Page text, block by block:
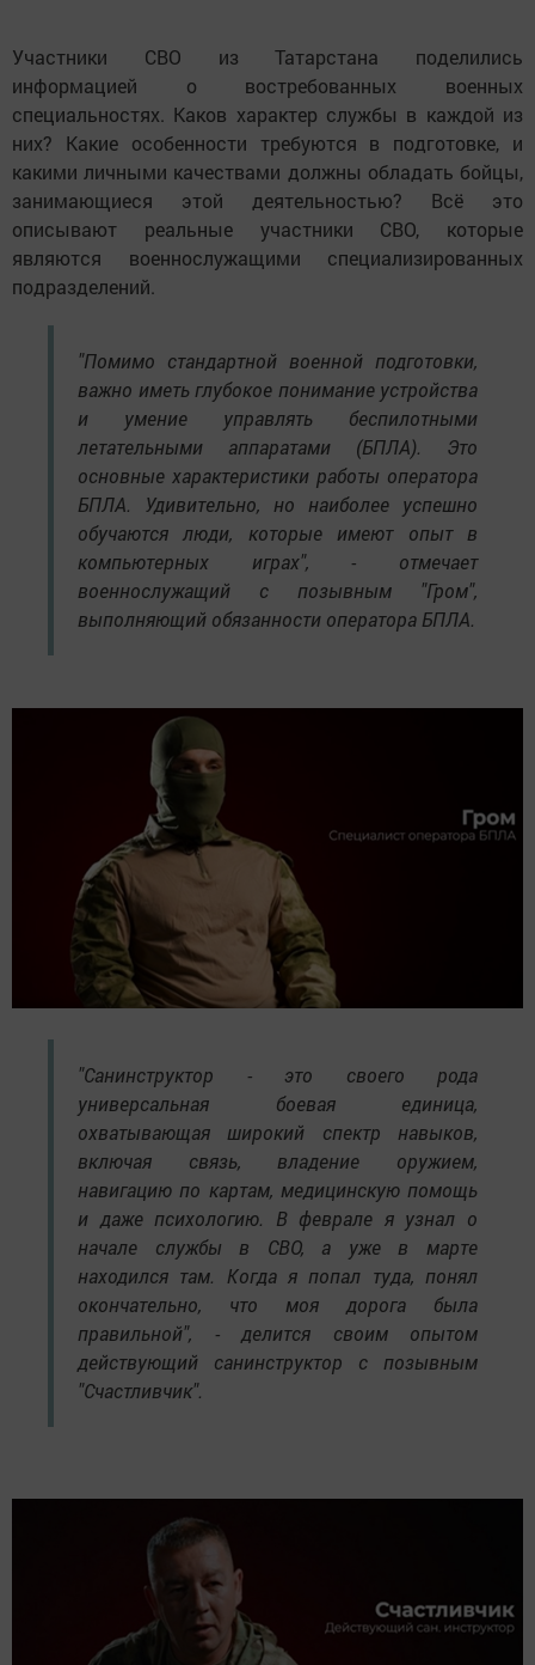
Участники СВО из Татарстана поделились
информацией о востребованных военных
специальностях. Каков характер службы в каждой из
них? Какие особенности требуются в подготовке, и
какими личными качествами должны обладать бойцы,
занимающиеся этой деятельностью? Всё это
описывают реальные участники СВО, которые
являются военнослужащими специализированных
подразделений.
"Помимо стандартной военной подготовки,
важно иметь глубокое понимание устройства
и умение управлять беспилотными
летательными аппаратами (БПЛА). Это
основные характеристики работы оператора
БПЛА. Удивительно, но наиболее успешно
обучаются люди, которые имеют опыт в
компьютерных играх", - отмечает
военнослужащий с позывным "Гром",
выполняющий обязанности оператора БПЛА.
"Санинструктор - это своего рода
универсальная боевая единица,
охватывающая широкий спектр навыков,
включая связь, владение оружием,
навигацию по картам, медицинскую помощь
и даже психологию. В феврале я узнал о
начале службы в СВО, а уже в марте
находился там. Когда я попал туда, понял
окончательно, что моя дорога была
правильной", - делится своим опытом
действующий санинструктор с позывным
"Счастливчик".